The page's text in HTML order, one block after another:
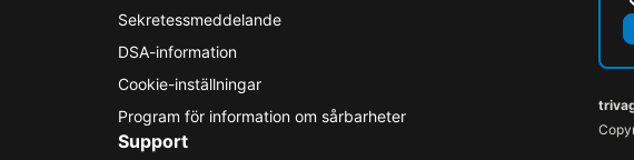
Sekretessmeddelande
DSA-information
Cookie-inställningar
Program för information om sårbarheter
Support